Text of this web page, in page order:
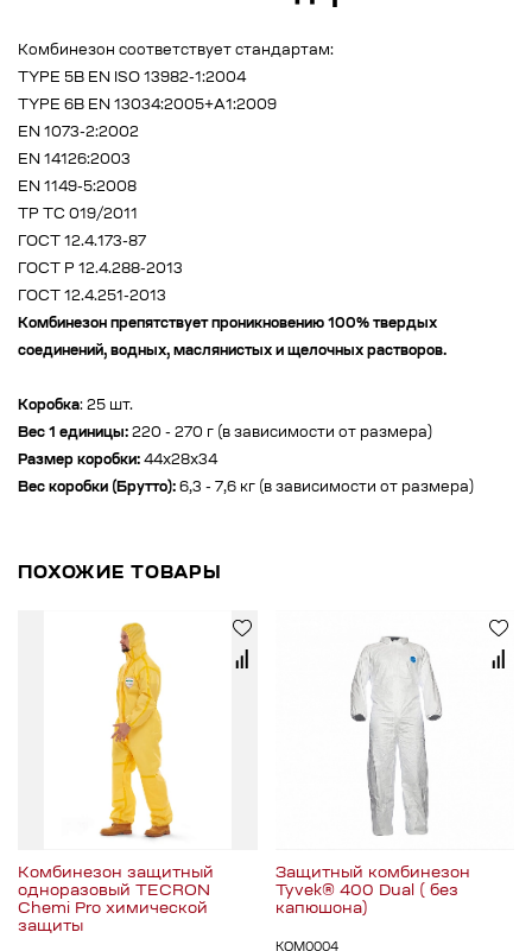
Комбинезон соответствует стандартам:
TYPE 5B EN ISO 13982-1:2004
TYPE 6B EN 13034:2005+A1:2009
EN 1073-2:2002
EN 14126:2003
EN 1149-5:2008
ТР ТС 019/2011
ГОСТ 12.4.173-87
ГОСТ Р 12.4.288-2013
ГОСТ 12.4.251-2013
Комбинезон препятствует проникновению 100% твердых
соединений, водных, маслянистых и щелочных растворов.
Коробка: 25 шт.
Вес 1 единицы: 220 - 270 г (в зависимости от размера)
Размер коробки: 44х28х34
Вес коробки (Брутто): 6,3 - 7,6 кг (в зависимости от размера)
ПОХОЖИЕ ТОВАРЫ
Комбинезон защитный
одноразовый TECRON
Chemi Pro химической
защиты
Защитный комбинезон
Tyvek® 400 Dual ( без
капюшона)
КОМ0004